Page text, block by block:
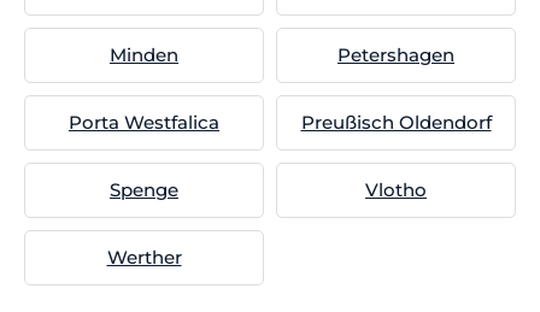
Minden Petershagen
Porta Westfalica Preußisch Oldendorf
Spenge Vlotho
Werther